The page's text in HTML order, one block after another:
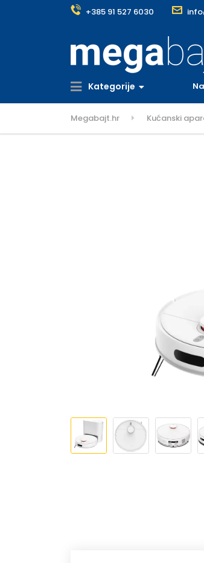
+385 91 527 6030
Kategorije
Megabajt.hr Kućanski